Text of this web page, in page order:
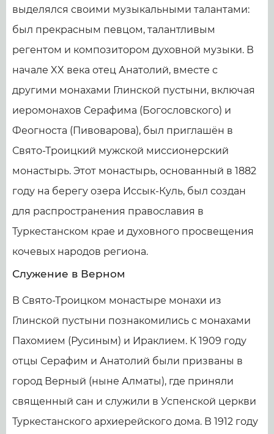
выделялся своими музыкальными талантами:
был прекрасным певцом, талантливым
регентом и композитором духовной музыки. В
начале XX века отец Анатолий, вместе с
другими монахами Глинской пустыни, включая
иеромонахов Серафима (Богословского) и
Феогноста (Пивоварова), был приглашён в
Свято-Троицкий мужской миссионерский
монастырь. Этот монастырь, основанный в 1882
году на берегу озера Иссык-Куль, был создан
для распространения православия в
Туркестанском крае и духовного просвещения
кочевых народов региона.
Служение в Верном
В Свято-Троицком монастыре монахи из
Глинской пустыни познакомились с монахами
Пахомием (Русиным) и Ираклием. К 1909 году
отцы Серафим и Анатолий были призваны в
город Верный (ныне Алматы), где приняли
священный сан и служили в Успенской церкви
Туркестанского архиерейского дома. В 1912 году